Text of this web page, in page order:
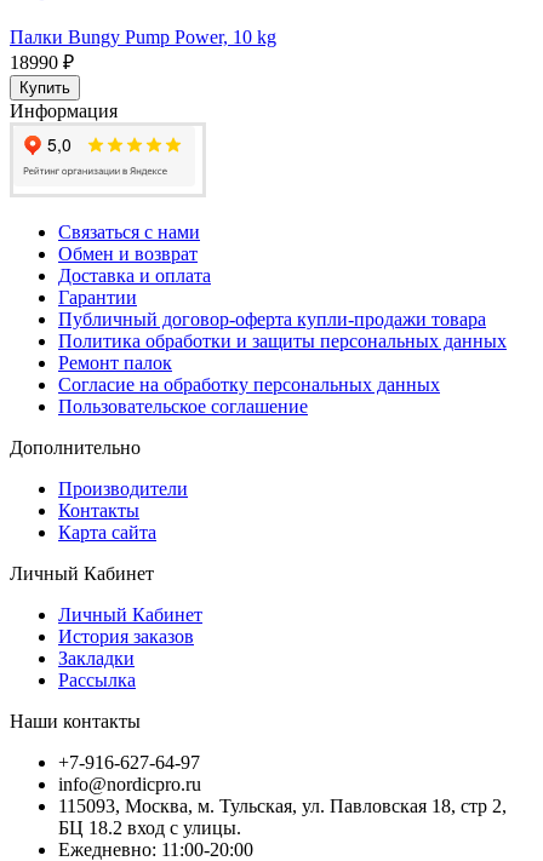
Палки Bungy Pump Power, 10 kg
18990 ₽
Купить
Информация
Связаться с нами
Обмен и возврат
Доставка и оплата
Гарантии
Публичный договор-оферта купли-продажи товара
Политика обработки и защиты персональных данных
Ремонт палок
Согласие на обработку персональных данных
Пользовательское соглашение
Дополнительно
Производители
Контакты
Карта сайта
Личный Кабинет
Личный Кабинет
История заказов
Закладки
Рассылка
Наши контакты
+7-916-627-64-97
info@nordicpro.ru
115093, Москва, м. Тульская, ул. Павловская 18, стр 2,
БЦ 18.2 вход с улицы.
Ежедневно: 11:00-20:00